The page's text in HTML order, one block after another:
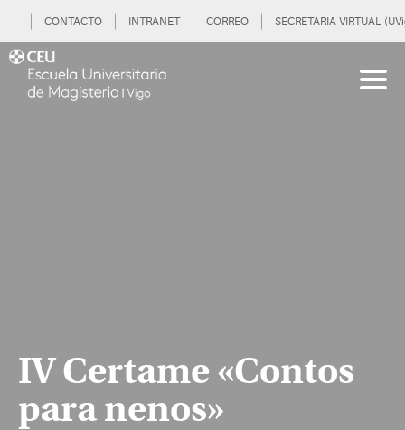
CONTACTO INTRANET CORREO SECRETARIA VIRTUAL
IV Certame «Contos
para nenos»